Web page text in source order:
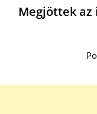
Megjöttek